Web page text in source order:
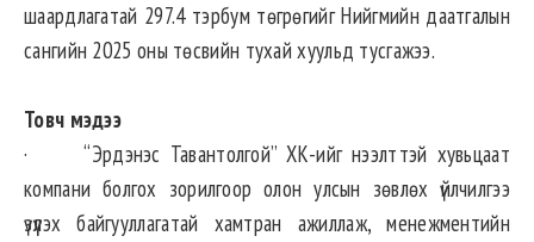
шаардлагатай 297.4 тэрбум төгрөгийг Нийгмийн даатгалын
сангийн 2025 оны төсвийн тухай хуульд тусгажээ.
Товч мэдээ
· “Эрдэнэс Тавантолгой” ХК-ийг нээлттэй хувьцаат
компани болгох зорилгоор олон улсын зөвлөх үйлчилгээ
үзүүлэх байгууллагатай хамтран ажиллаж, менежментийн